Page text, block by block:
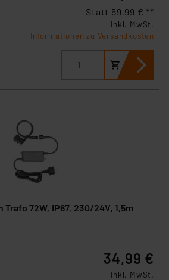
Statt 59,99 € **
inkl. MwSt.
Informationen zu Versandkosten
72W, IP67, 230/24V, 1,5m
34,99 €
inkl. MwSt.